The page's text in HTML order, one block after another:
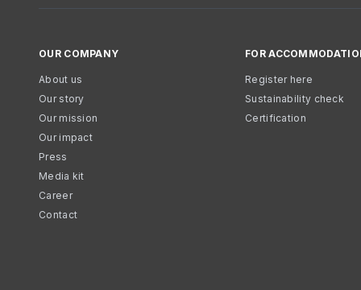
OUR COMPANY
About us
Our story
Our mission
Our impact
Press
Media kit
Career
Contact
FOR
Register here
Sustainability check
Certification